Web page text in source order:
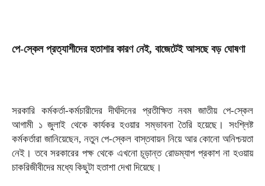
পে-স্কেল প্রত্যাশীদের হতাশার কারণ নেই, বাজেটেই আসছে বড় ঘোষণা
সরকারি কর্মকর্তা-কর্মচারীদের দীর্ঘদিনের প্রতীক্ষিত নবম জাতীয় পে-স্কেল
আগামী ১ জুলাই থেকে কার্যকর হওয়ার সম্ভাবনা তৈরি হয়েছে। সংশ্লিষ্ট
কর্মকর্তারা জানিয়েছেন, নতুন পে-স্কেল বাস্তবায়ন নিয়ে আর কোনো অনিশ্চয়তা
নেই। তবে সরকারের পক্ষ থেকে এখনো চূড়ান্ত রোডম্যাপ প্রকাশ না হওয়ায়
চাকরিজীবীদের মধ্যে কিছুটা হতাশা দেখা দিয়েছে।